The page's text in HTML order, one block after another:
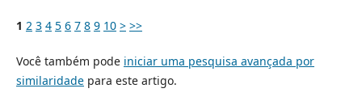
1 2 3 4 5 6 7 8 9 10 > >>
Você também pode iniciar uma pesquisa avançada por
similaridadepara este artigo.